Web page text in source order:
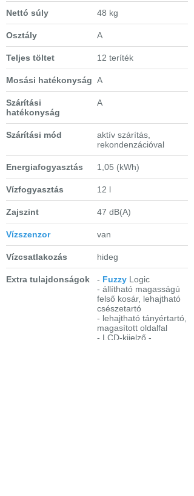
Nettó súly 48 kg
Osztály A
Teljes töltet 12 teríték
Mosási hatékonyság A
Szárítási
hatékonyság
A
Szárítási mód
aktív szárítás,
rekondenzációval
Energiafogyasztás 1,05 (kWh)
Vízfogyasztás 12 l
Zajszint 47 dB(A)
Vízszenzor van
Vízcsatlakozás hideg
Extra tulajdonságok - Fuzzy Logic
- állítható magasságú
felső kosár, lehajtható
csészetartó
- lehajtható tányértartó,
magasított oldalfal
- LCD-kijelző -